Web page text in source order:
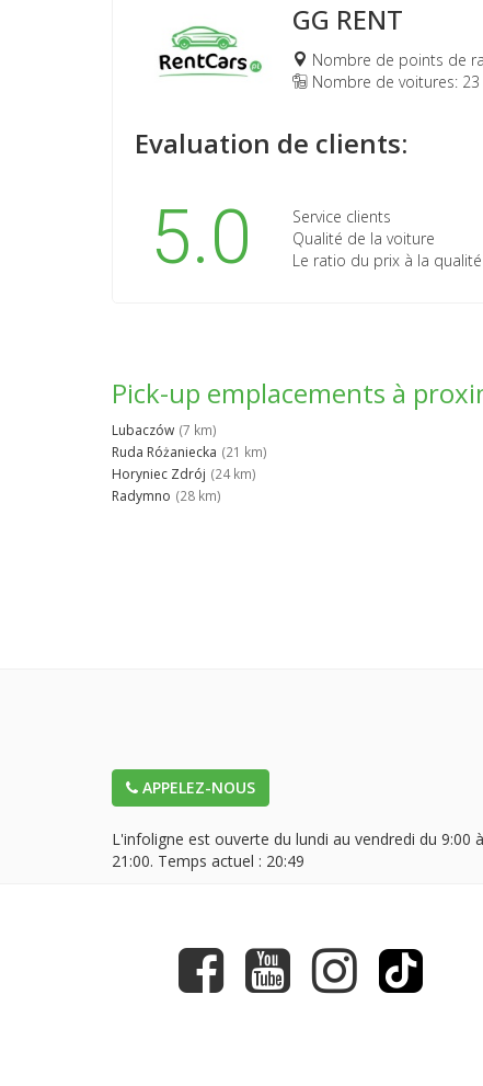
GG RENT
Nombre de points de
Nombre de voitures: 23
Evaluation de clients:
5.0
Service clients
Qualité de la voiture
Le ratio du prix à la qualité
Pick-up emplacements à
Lubaczów (7 km)
Ruda Różaniecka (21 km)
Horyniec Zdrój (24 km)
Radymno (28 km)
APPELEZ-NOUS
L'infoligne est ouverte du lundi au vendredi du 9:00 à
21:00. Temps actuel : 20:49